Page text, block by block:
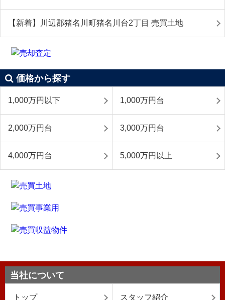
【新着】川辺郡猪名川町猪名川台2丁目 売買土地
価格から探す
1,000万円以下 1,000万円台
2,000万円台 3,000万円台
4,000万円台 5,000万円以上
当社について
トップ スタッフ紹介